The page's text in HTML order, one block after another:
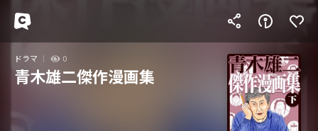
ドラマ 0
青木雄二傑作漫画集